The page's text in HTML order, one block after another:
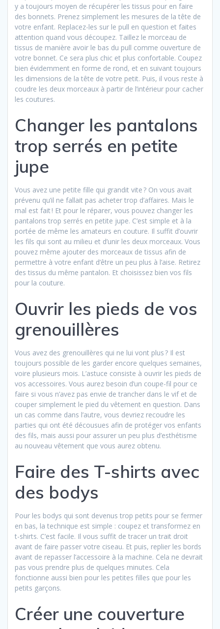
y a toujours moyen de récupérer les tissus pour en faire
des bonnets. Prenez simplement les mesures de la tête de
votre enfant. Replacez-les sur le pull en question et faites
attention quand vous découpez. Taillez le morceau de
tissus de manière avoir le bas du pull comme ouverture de
votre bonnet. Ce sera plus chic et plus confortable. Coupez
bien évidemment en forme de rond, et en suivant toujours
les dimensions de la tête de votre petit. Puis, il vous reste à
coudre les deux morceaux à partir de l’intérieur pour cacher
les coutures.
Changer les pantalons
trop serrés en petite
jupe
Vous avez une petite fille qui grandit vite ? On vous avait
prévenu qu’il ne fallait pas acheter trop d’affaires. Mais le
mal est fait ! Et pour le réparer, vous pouvez changer les
pantalons trop serrés en petite jupe. C’est simple et à la
portée de même les amateurs en couture. Il suffit d’ouvrir
les fils qui sont au milieu et d’unir les deux morceaux. Vous
pouvez même ajouter des morceaux de tissus afin de
permettre à votre enfant d’être un peu plus à l’aise. Retirez
des tissus du même pantalon. Et choisissez bien vos fils
pour la couture.
Ouvrir les pieds de vos
grenouillères
Vous avez des grenouillères qui ne lui vont plus ? Il est
toujours possible de les garder encore quelques semaines,
voire plusieurs mois. L’astuce consiste à ouvrir les pieds de
vos accessoires. Vous aurez besoin d’un coupe-fil pour ce
faire si vous n’avez pas envie de trancher dans le vif et de
couper simplement le pied du vêtement en question. Dans
un cas comme dans l’autre, vous devriez recoudre les
parties qui ont été décousues afin de protéger vos enfants
des fils, mais aussi pour assurer un peu plus d’esthétisme
au nouveau vêtement que vous aurez obtenu.
Faire des T-shirts avec
des bodys
Pour les bodys qui sont devenus trop petits pour se fermer
en bas, la technique est simple : coupez et transformez en
t-shirts. C’est facile. Il vous suffit de tracer un trait droit
avant de faire passer votre ciseau. Et puis, replier les bords
avant de repasser l’accessoire à la machine. Cela ne devrait
pas vous prendre plus de quelques minutes. Cela
fonctionne aussi bien pour les petites filles que pour les
petits garçons.
Créer une couverture